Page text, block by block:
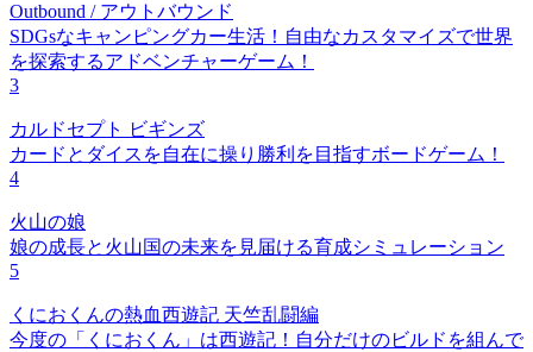
Outbound / アウトバウンド
SDGsなキャンピングカー生活！自由なカスタマイズで世界
を探索するアドベンチャーゲーム！
3
カルドセプト ビギンズ
カードとダイスを自在に操り勝利を目指すボードゲーム！
4
火山の娘
娘の成長と火山国の未来を見届ける育成シミュレーション
5
くにおくんの熱血西遊記 天竺乱闘編
今度の「くにおくん」は西遊記！自分だけのビルドを組んで